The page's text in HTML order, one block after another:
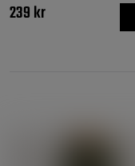
239 kr